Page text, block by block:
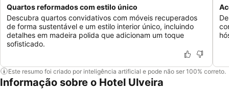
Quartos reformados com estilo único
Descubra quartos convidativos com móveis recuperados
de forma sustentável e um estilo interior único, incluindo
detalhes em madeira polida que adicionam um toque
sofisticado.
Este resumo foi criado por inteligência artificial e pode não ser 100% correto.
Informação sobre o Hotel Ulveira